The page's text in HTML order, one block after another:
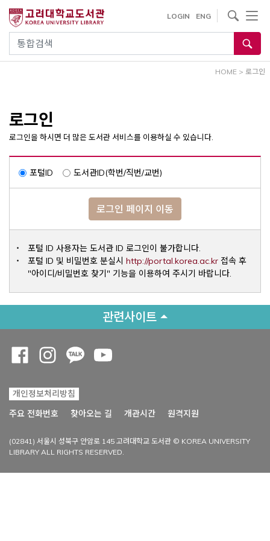
건
통합검색
LOGIN ENG
사이트내 검색
HOME > 로그인
로그인
로그인을 하시면 더 많은 도서관 서비스를 이용하실 수 있습니다.
포털ID 도서관ID(학번/직번/교번)
로그인 페이지 이동
포털 ID 사용자는 도서관 ID 로그인이 불가합니다.
포털 ID 및 비밀번호 분실시 http://portal.korea.ac.krOpens a
접속 후
"아이디/비밀번호 찾기" 기능을 이용하여 주시기 바랍니다.
관련사이트
개인정보처리방침
주요 전화번호
찾아오는 길 개관시간 원격지원
(02841) 서울시 성북구 안암로 145 고려대학교 도서관 © KOREA UNIVERSITY
LIBRARY ALL RIGHTS RESERVED.
Opens a new window
Opens a new window
Opens a new window